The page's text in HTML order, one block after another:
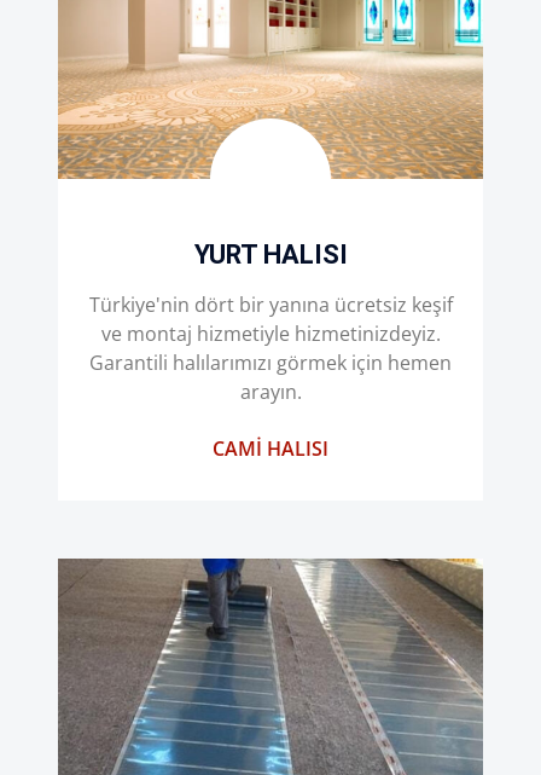
YURT HALISI
Türkiye'nin dört bir yanına ücretsiz keşif
ve montaj hizmetiyle hizmetinizdeyiz.
Garantili halılarımızı görmek için hemen
arayın.
CAMI HALISI